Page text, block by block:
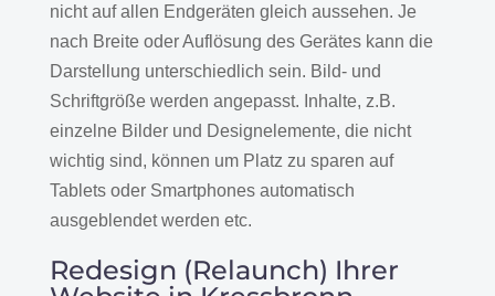
nicht auf allen Endgeräten gleich aussehen. Je
nach Breite oder Auflösung des Gerätes kann die
Darstellung unterschiedlich sein. Bild- und
Schriftgröße werden angepasst. Inhalte, z.B.
einzelne Bilder und Designelemente, die nicht
wichtig sind, können um Platz zu sparen auf
Tablets oder Smartphones automatisch
ausgeblendet werden etc.
Redesign (Relaunch) Ihrer